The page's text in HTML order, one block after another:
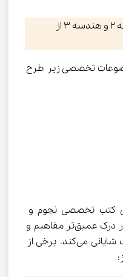
دروس هندسه: هندسه 1، هندسه 2 و هندسه 3 از
تخصصی زیر طرح
بر منابع درسی، مطالعه‌ی کتب تخصصی نجوم و
اخترفیزیک نیز به دانش‌آموزان در درک عمیق‌تر مفاهیم و
آمادگی برای سوالات المپیاد کمک شایانی می‌کند. برخی از